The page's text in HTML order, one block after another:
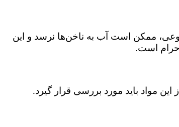
ممکن است آب به ناخن‌ها نرسد و این
است.
مواد باید مورد بررسی قرار گیرد.